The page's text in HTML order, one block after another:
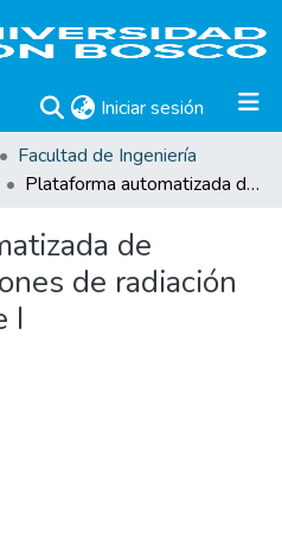
Iniciar sesión (current)
Facultad de Ingeniería
Plataforma automatizada de medición de patrones de radiación de antenas. Parte I
de
de radiación
I